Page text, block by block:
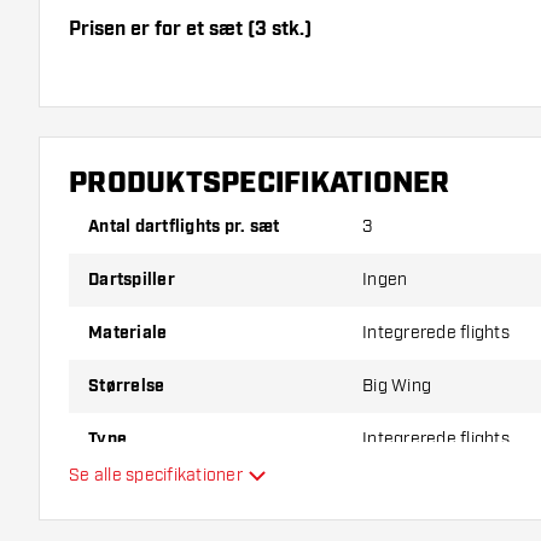
Prisen er for et sæt (3 stk.)
Sørg for, at du har masser af flights og shafts på
beskadiget eller knækket ved brug.
Prøv en anden form, et andet materiale eller en
for at finde ud af, hvilken der passer bedst til dig!
PRODUKTSPECIFIKATIONER
Antal dartflights pr. sæt 3
Dartspiller Ingen
Materiale Integrerede flights
Størrelse Big Wing
Type Integrerede flights
Se alle specifikationer